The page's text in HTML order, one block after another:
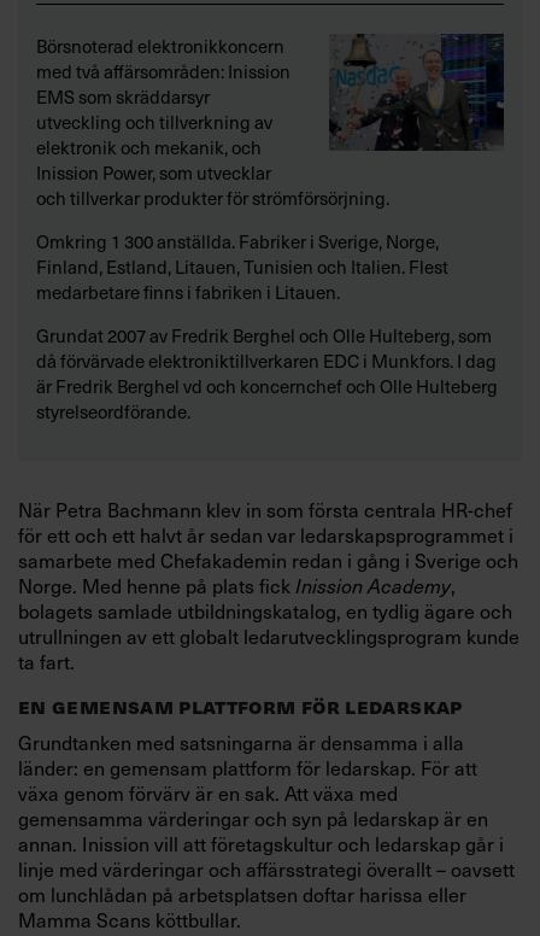
Börsnoterad elektronikkoncern
med två affärsområden: Inission
EMS som skräddarsyr
utveckling och tillverkning av
elektronik och mekanik, och
Inission Power, som utvecklar
och tillverkar produkter för strömförsörjning.
Omkring 1 300 anställda. Fabriker i Sverige, Norge,
Finland, Estland, Litauen, Tunisien och Italien. Flest
medarbetare finns i fabriken i Litauen.
Grundat 2007 av Fredrik Berghel och Olle Hulteberg, som
då förvärvade elektroniktillverkaren EDC i Munkfors. I dag
är Fredrik Berghel vd och koncernchef och Olle Hulteberg
styrelseordförande.
När Petra Bachmann klev in som första centrala HR-chef
för ett och ett halvt år sedan var ledarskapsprogrammet i
samarbete med Chefakademin redan i gång i Sverige och
Norge. Med henne på plats fickInission Academy,
bolagets samlade utbildningskatalog, en tydlig ägare och
utrullningen av ett globalt ledarutvecklingsprogram kunde
ta fart.
EN GEMENSAM PLATTFORM FÖR LEDARSKAP
Grundtanken med satsningarna är densamma i alla
länder: en gemensam plattform för ledarskap. För att
växa genom förvärv är en sak. Att växa med
gemensamma värderingar och syn på ledarskap är en
annan. Inission vill att företagskultur och ledarskap går i
linje med värderingar och affärsstrategi överallt – oavsett
om lunchlådan på arbetsplatsen doftar harissa eller
Mamma Scans köttbullar.